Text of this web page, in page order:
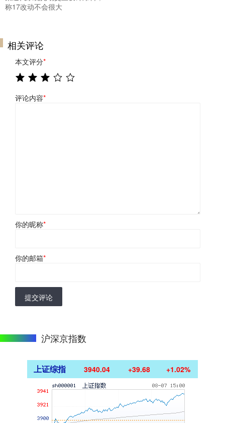
称17改动不会很大
相关评论
本文评分*
评论内容*
你的昵称*
你的邮箱*
提交评论
沪深京指数
上证综指 3940.04 +39.68 +1.02%